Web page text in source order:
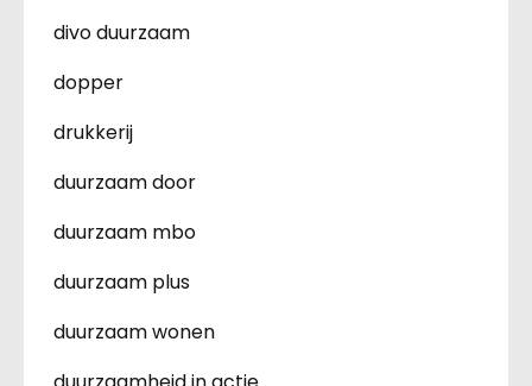
divo duurzaam
dopper
drukkerij
duurzaam door
duurzaam mbo
duurzaam plus
duurzaam wonen